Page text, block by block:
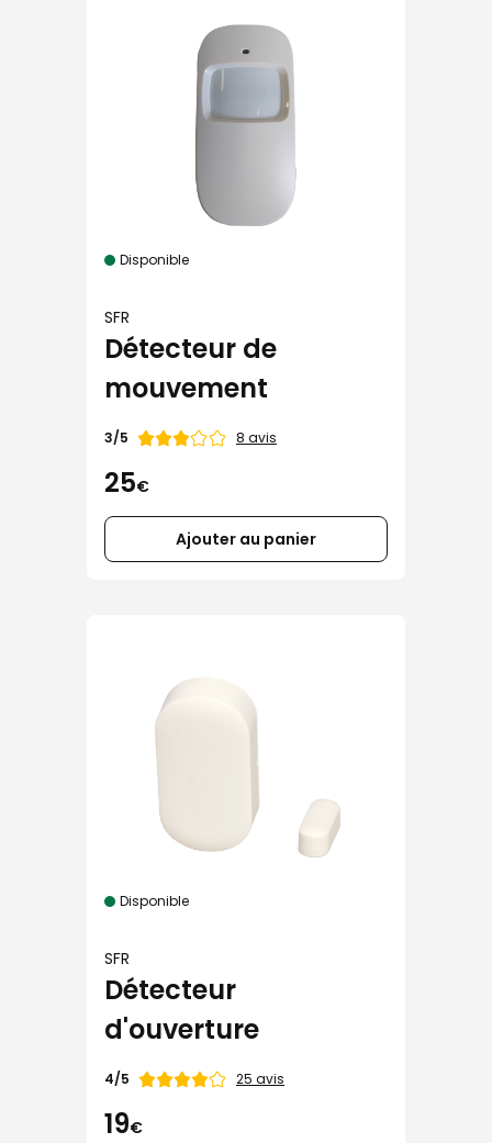
Disponible
SFR
Détecteur de
mouvement
Note
3/5 8 avis
25€
Ajouter au panier
Disponible
SFR
Détecteur
d'ouverture
Note
4/5 25 avis
19€